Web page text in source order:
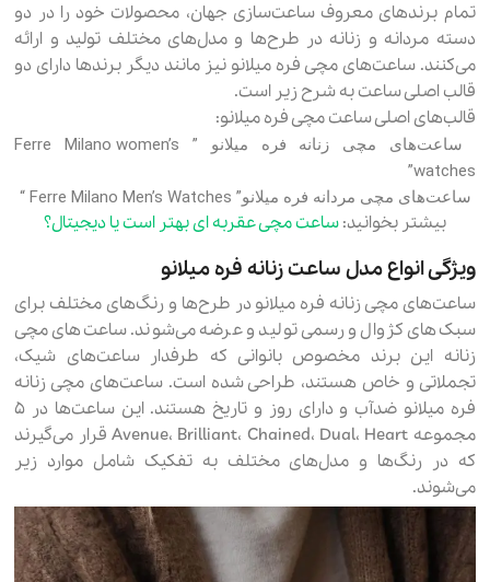
تمام برندهای معروف ساعت‌سازی جهان، محصولات خود را در دو
دسته مردانه و زنانه در طرح‌ها و مدل‌های مختلف تولید و ارائه
می‌کنند. ساعت‌های مچی فره میلانو نیز مانند دیگر برندها دارای دو
قالب اصلی ساعت به شرح زیر است.
قالب‌های اصلی ساعت مچی فره میلانو:
ساعت‌های مچی زنانه فره میلانو ” Ferre Milano women’s
watches”
ساعت‌های مچی مردانه فره میلانو” Ferre Milano Men’s Watches “
بیشتر بخوانید:ساعت مچی عقربه ای بهتر است یا دیجیتال؟
ویژگی انواع مدل ساعت زنانه فره میلانو
ساعت‌های مچی زنانه فره میلانو در طرح‌ها و رنگ‌های مختلف برای
سبک‌های کژوال و رسمی تولید و عرضه می‌شوند. ساعت‌های مچی
زنانه این برند مخصوص بانوانی که طرفدار ساعت‌های شیک،
تجملاتی و خاص هستند، طراحی شده است. ساعت‌های مچی زنانه
فره میلانو ضدآب و دارای روز و تاریخ هستند. این ساعت‌ها در ۵
مجموعه Avenue، Brilliant، Chained، Dual، Heart قرار می‌گیرند
که در رنگ‌ها و مدل‌های مختلف به تفکیک شامل موارد زیر
می‌شوند.